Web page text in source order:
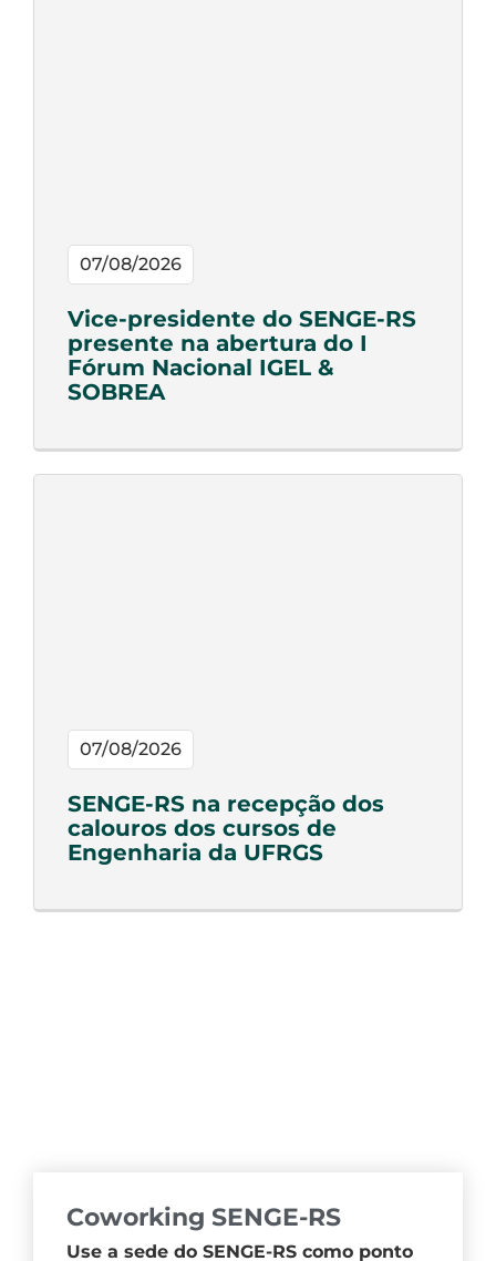
07/08/2026
Vice-presidente do SENGE-RS
presente na abertura do I
Fórum Nacional IGEL &
SOBREA
07/08/2026
SENGE-RS na recepção dos
calouros dos cursos de
Engenharia da UFRGS
Coworking SENGE-RS
Use a sede do SENGE-RS como ponto